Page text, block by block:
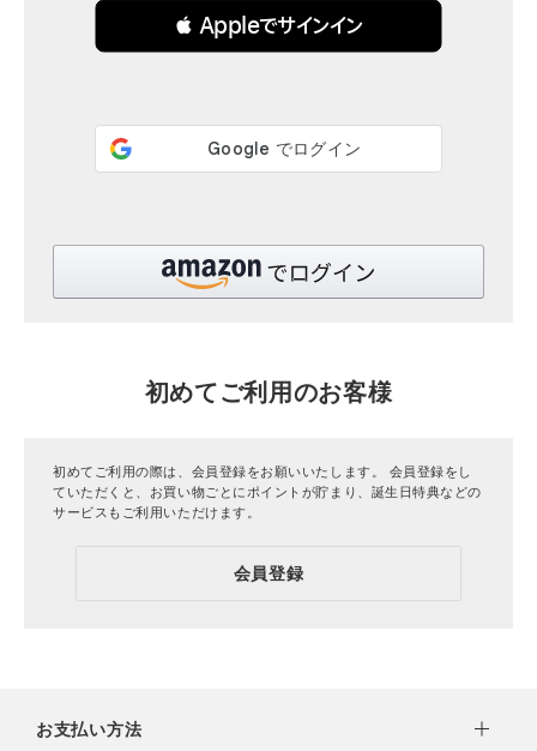
ご利用ガイド
 Appleでサインイン
初めてご利用のお客様
初めてご利用の際は、会員登録をお願いいたします。 会員登録をし
ていただくと、お買い物ごとにポイントが貯まり、誕生日特典などの
サービスもご利用いただけます。
会員登録
お支払い方法